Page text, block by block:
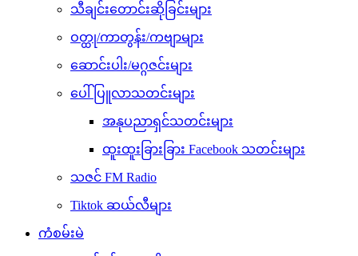
သီချင်းတောင်းဆိုခြင်းများ
ဝတ္ထု/ကာတွန်း/ကဗျာများ
ဆောင်းပါး/မဂ္ဂဇင်းများ
ပေါ်ပြူလာသတင်းများ
အနုပညာရှင်သတင်းများ
ထူးထူးခြားခြား Facebook သတင်းများ
သဇင် FM Radio
Tiktok ဆယ်လီများ
ကံစမ်းမဲ